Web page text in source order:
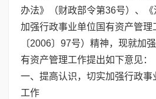
办法》（财政部令第36号）、
加强行政事业单位国有资产管理
〔2006〕97号）精神，现就加
有资产管理工作提出如下意见：
一、提高认识，切实加强行政事
工作